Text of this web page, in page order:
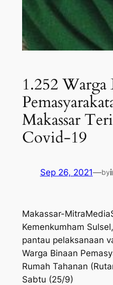
1.252 Warga
Makassar
Covid-19
Sep 26, 2021—by
Makassar-
Kemenkumham
pantau pelaksanaan
Warga Binaan
Rumah Tahanan
Sabtu (25/9)